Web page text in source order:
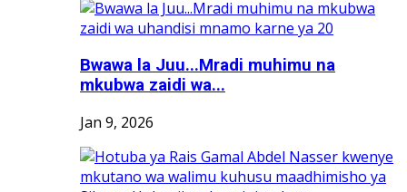
Bwawa la Juu...Mradi muhimu na
mkubwa zaidi wa...
Jan 9, 2026